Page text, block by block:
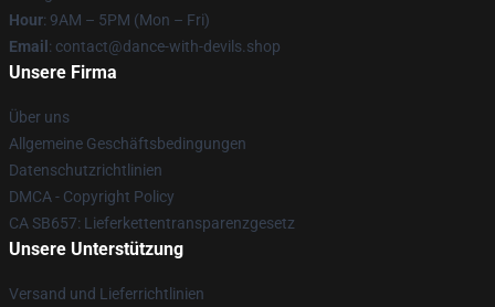
Hour: 9AM – 5PM (Mon – Fri)
Email : contact@dance-with-devils.shop
Unsere Firma
Über uns
Allgemeine Geschäftsbedingungen
Datenschutzrichtlinien
DMCA - Copyright Policy
CA SB657: Lieferkettentransparenzgesetz
Unsere Unterstützung
Versand und Lieferrichtlinien